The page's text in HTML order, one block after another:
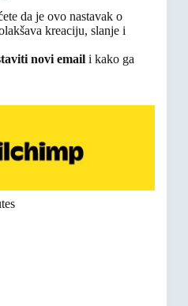
da je ovo nastavak o
kreaciju, slanje i
novi email i kako ga